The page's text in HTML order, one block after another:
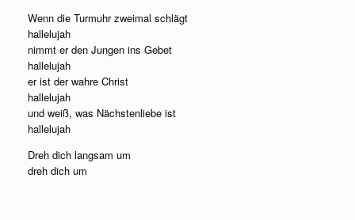
Wenn die Turmuhr zweimal schlägt
hallelujah
nimmt er den Jungen ins Gebet
hallelujah
er ist der wahre Christ
hallelujah
und weiß, was Nächstenliebe ist
hallelujah
Dreh dich langsam um
dreh dich um